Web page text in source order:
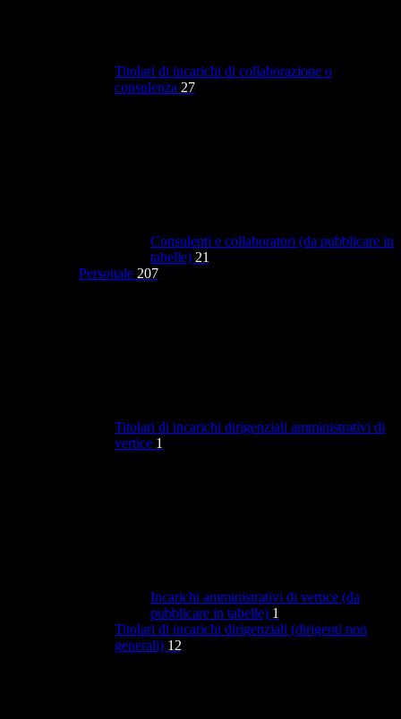
Titolari di incarichi di collaborazione o
consulenza 27
Consulenti e collaboratori (da pubblicare in
tabelle) 21
Personale 207
Titolari di incarichi dirigenziali amministrativi di
vertice 1
Incarichi amministrativi di vertice (da
pubblicare in tabelle) 1
Titolari di incarichi dirigenziali (dirigenti non
generali) 12